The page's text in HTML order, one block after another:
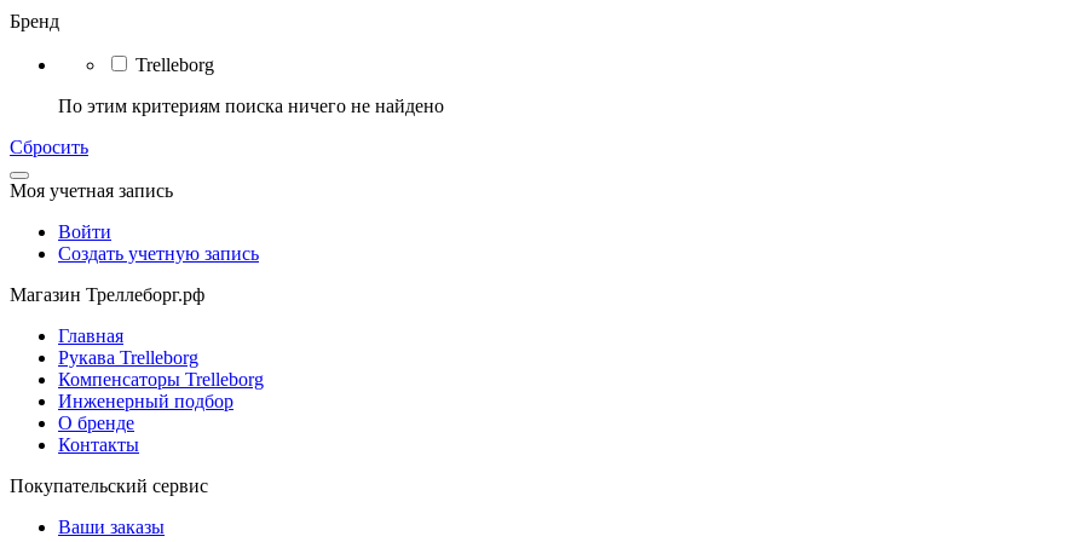
Бренд
Trelleborg
По этим критериям поиска ничего не найдено
Сбросить
Моя учетная запись
Войти
Создать учетную запись
Магазин Треллеборг.рф
Главная
Рукава Trelleborg
Компенсаторы Trelleborg
Инженерный подбор
О бренде
Контакты
Покупательский сервис
Ваши заказы